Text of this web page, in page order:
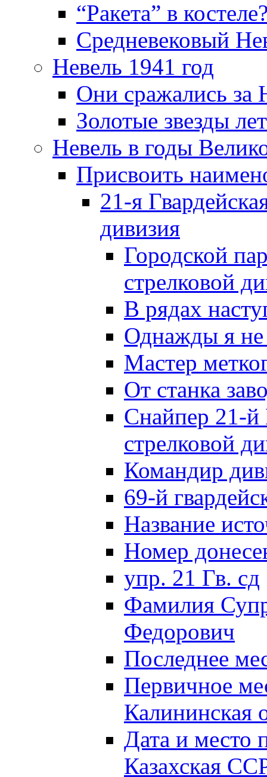
“Ракета” в
Средневековый
Невель 1941 год
Они сражались за
Золотые звезды
Невель в годы
Присвоить
21-я
дивизия
Городской
стрелковой
В рядах
Однажды я
Мастер
От станка
Снайпер 21-й
стрелковой
Командир
69-й
Название
Номер
упр. 21 Гв. сд
Фамилия
Федорович
Последнее
Первичное
Калининская
Дата и
Казахская